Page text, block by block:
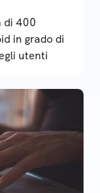
di 400
in grado di
utenti